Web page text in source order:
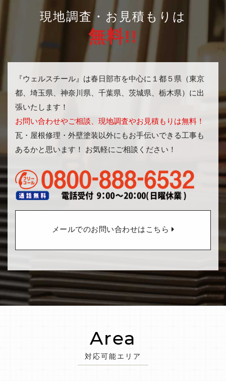
現地調査・お見積もりは
無料!!
『ウェルスチール』は春日部市を中心に１都５県（東京
都、埼玉県、神奈川県、千葉県、茨城県、栃木県）に出
張いたします！
お問い合わせやご相談、現地調査やお見積もりは無料！
瓦・屋根修理・外壁塗装以外にもお手伝いできる工事も
あるかと思います！ お気軽にご相談ください！
メールでのお問い合わせはこちら
Area
対応可能エリア